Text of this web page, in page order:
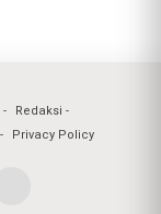
Redaksi
Privacy Policy